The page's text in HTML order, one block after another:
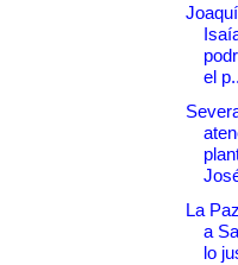
el
La
a
lo